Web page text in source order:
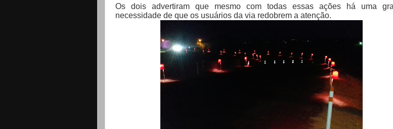
Os dois advertiram que mesmo com todas essas ações há uma
necessidade de que os usuários da via redobrem a atenção.